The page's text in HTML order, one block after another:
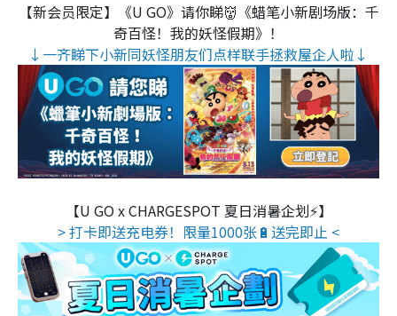
【新会员限定】《U GO》请你睇👹《蜡笔小新剧场版：千
奇百怪！我的妖怪假期》！
↓一齐睇下小新同妖怪朋友们点样联手拯救屋企人啦↓
【U GO x CHARGESPOT 夏日消暑企划⚡】
> 打卡即送充电券！限量1000张🔋送完即止 <